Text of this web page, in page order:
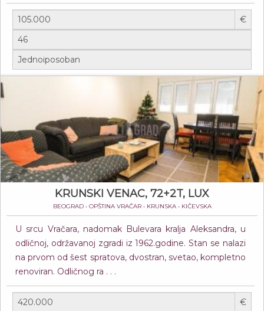
€
KRUNSKI VENAC, 72+2T, LUX
BEOGRAD • OPŠTINA VRAČAR • KRUNSKA • KIČEVSKA
U srcu Vračara, nadomak Bulevara kralja Aleksandra, u
odličnoj, održavanoj zgradi iz 1962.godine. Stan se nalazi
na prvom od šest spratova, dvostran, svetao, kompletno
renoviran. Odličnog ra . . .
€